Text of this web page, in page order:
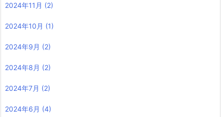
2024年11月 (2)
2024年10月 (1)
2024年9月 (2)
2024年8月 (2)
2024年7月 (2)
2024年6月 (4)